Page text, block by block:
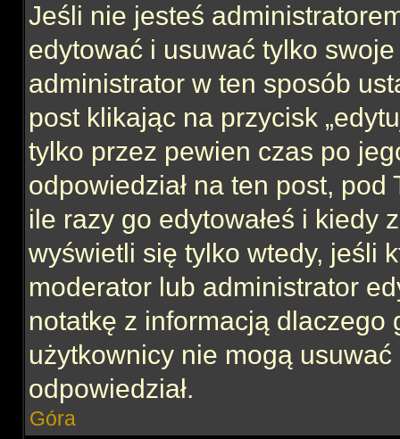
Jeśli nie jesteś
edytować i usuwać tylko
administrator w ten sposób
post klikając na przycisk
tylko przez pewien czas po
odpowiedział na ten post,
ile razy go edytowałeś i kiedy
wyświetli się tylko wtedy, jeśli
moderator lub administrator
notatkę z informacją
użytkownicy nie mogą
odpowiedział.
Góra